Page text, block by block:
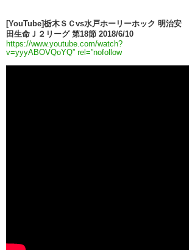
[YouTube]栃木ＳＣvs水戸ホーリーホック 明治安
田生命Ｊ２リーグ 第18節 2018/6/10
https://www.youtube.com/watch?
v=yyyABOVQoYQ” rel=”nofollow